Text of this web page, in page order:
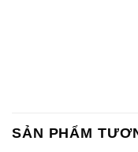
SẢN PHẨM